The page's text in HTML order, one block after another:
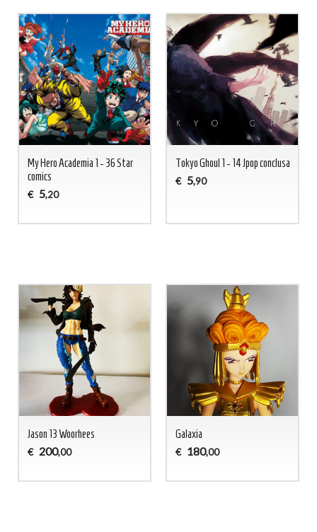
My Hero Academia 1 - 36 Star
comics
€ 5,20
Tokyo Ghoul 1 - 14 Jpop conclusa
€ 5,90
Jason 13 Woorhees
€ 200,00
Galaxia
€ 180,00